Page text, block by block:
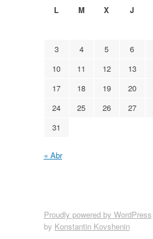
L
M X J
3
4 5 6
10
11 12 13
17
18 19 20
24
25 26 27
31
« Abr
Proudly powered by WordPress
by Konstantin Kovshenin